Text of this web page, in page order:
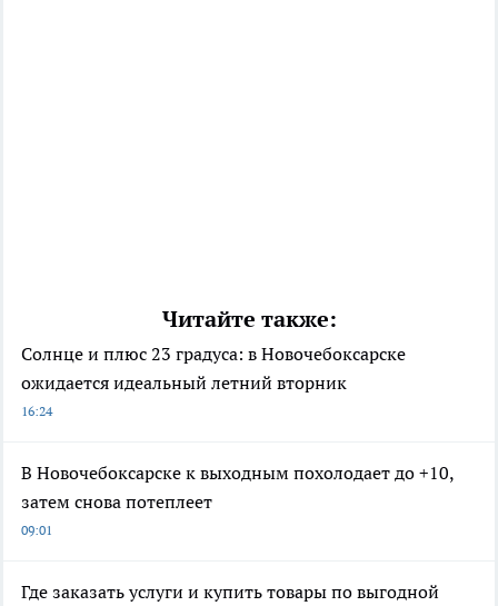
Читайте также:
Солнце и плюс 23 градуса: в Новочебоксарске
ожидается идеальный летний вторник
16:24
В Новочебоксарске к выходным похолодает до +10,
затем снова потеплеет
09:01
Где заказать услуги и купить товары по выгодной